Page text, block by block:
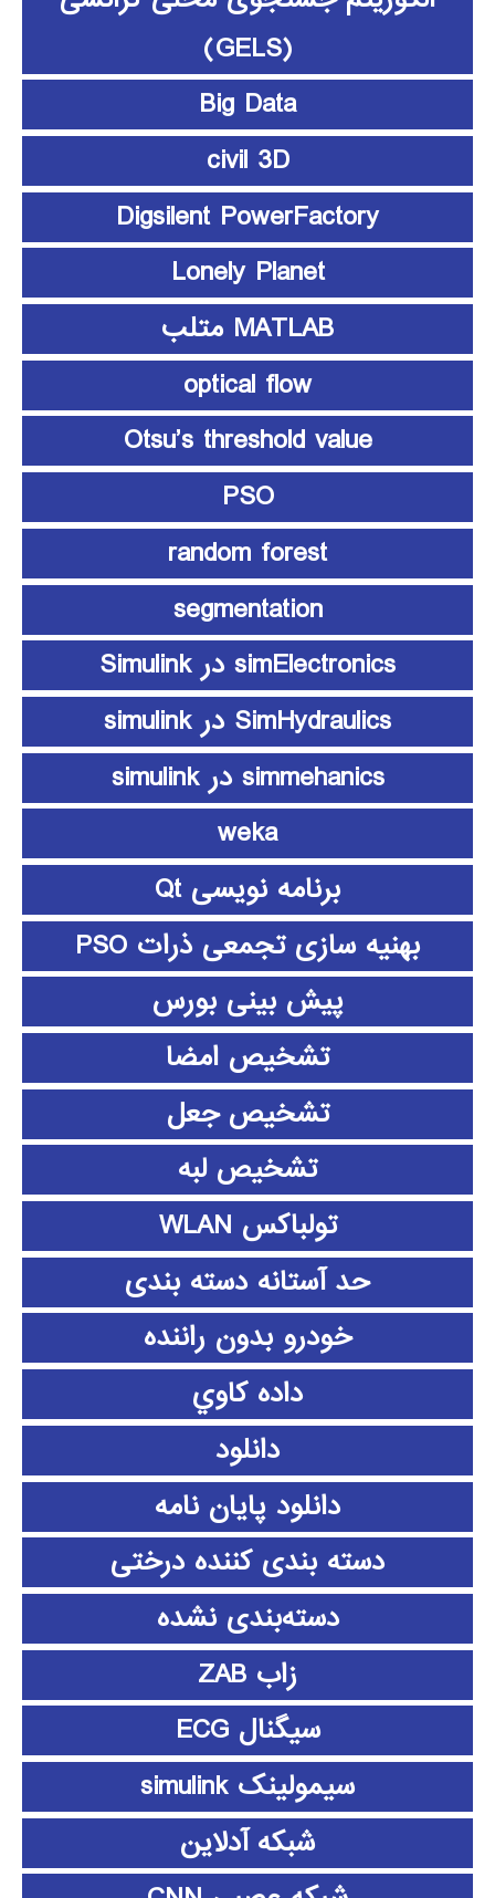
(GELS)
Big Data
civil 3D
Digsilent PowerFactory
Lonely Planet
MATLAB متلب
optical flow
Otsu’s threshold value
PSO
random forest
segmentation
simElectronics در Simulink
SimHydraulics در simulink
simmehanics در simulink
weka
برنامه نویسی Qt
بهنیه سازی تجمعی ذرات PSO
پیش بینی بورس
تشخیص امضا
تشخیص جعل
تشخیص لبه
تولباکس WLAN
حد آستانه دسته بندی
خودرو بدون راننده
داده كاوي
دانلود
دانلود پايان نامه
دسته بندی کننده درختی
دسته‌بندی نشده
زاب ZAB
سیگنال ECG
سیمولینک simulink
شبکه آدلاین